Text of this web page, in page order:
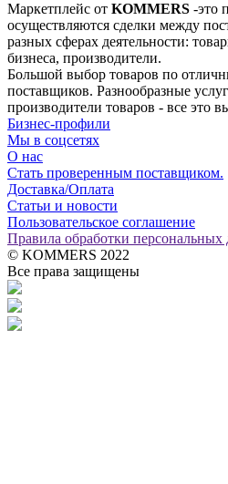
Маркетплейс от KOMMERS -это
осуществляются сделки между
разных сферах деятельности:
бизнеса, производители.
Большой выбор товаров по
поставщиков. Разнообразные
производители товаров - все это
Бизнес-профили
Мы в соцсетях
О нас
Стать проверенным поставщиком.
Доставка/Оплата
Статьи и новости
Пользовательское соглашение
Правила обработки
© KOMMERS 2022
Все права защищены